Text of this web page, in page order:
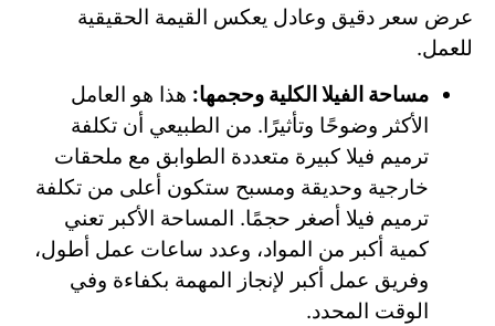
عرض سعر دقيق وعادل يعكس القيمة الحقيقية
للعمل.
مساحة الفيلا الكلية وحجمها: هذا هو العامل
الأكثر وضوحًا وتأثيرًا. من الطبيعي أن تكلفة
ترميم فيلا كبيرة متعددة الطوابق مع ملحقات
خارجية وحديقة ومسبح ستكون أعلى من تكلفة
ترميم فيلا أصغر حجمًا. المساحة الأكبر تعني
كمية أكبر من المواد، وعدد ساعات عمل أطول،
وفريق عمل أكبر لإنجاز المهمة بكفاءة وفي
الوقت المحدد.